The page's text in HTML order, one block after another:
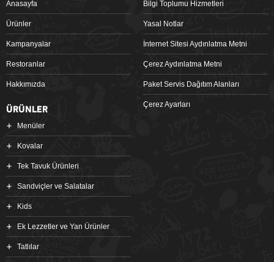
Anasayfa
Ürünler
Kampanyalar
Restoranlar
Hakkımızda
Bilgi Toplumu Hizmetleri
Yasal Notlar
İnternet Sitesi Aydınlatma Metni
Çerez Aydınlatma Metni
Paket Servis Dağıtım Alanları
Çerez Ayarları
ÜRÜNLER
Menüler
Kovalar
Tek Tavuk Ürünleri
Sandviçler ve Salatalar
Kids
Ek Lezzetler ve Yan Ürünler
Tatlılar